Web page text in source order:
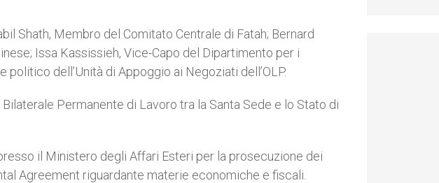
Shath, Membro del Comitato Centrale di Fatah; Bernard
Issa Kassissieh, Vice-Capo del Dipartimento per i
dell’Unità di Appoggio ai Negoziati dell’OLP.
Permanente di Lavoro tra la Santa Sede e lo Stato di
il Ministero degli Affari Esteri per la prosecuzione dei
Agreement riguardante materie economiche e fiscali.